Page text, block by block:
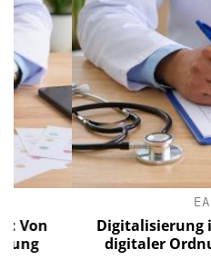
EASY
Digitalisierung im
digitaler Ordnung